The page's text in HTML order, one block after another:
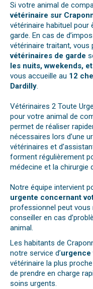
Si votre animal de
vétérinaire sur
vétérinaire habituel
garde. En cas de
vétérinaire traitant,
vétérinaires de garde
les nuits, wwekends,
vous accueille au 12
Dardilly.
Vétérinaires 2 Toute
pour votre animal de
permet de réaliser
nécessaires lors d’une
vétérinaires et
forment régulièrement
médecine et la chirurgie
Notre équipe intervient
urgente concernant
professionnel peut vous
conseiller en cas
animal.
Les habitants de
notre service d’urgence
vétérinaire la plus
de prendre en charge
soins urgents.